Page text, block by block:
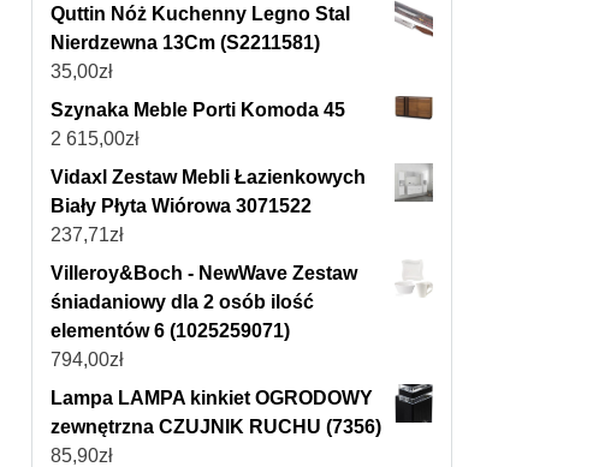
Quttin Nóż Kuchenny Legno Stal
Nierdzewna 13Cm (S2211581)
35,00zł
Szynaka Meble Porti Komoda 45
2 615,00zł
Vidaxl Zestaw Mebli Łazienkowych
Biały Płyta Wiórowa 3071522
237,71zł
Villeroy&Boch - NewWave Zestaw
śniadaniowy dla 2 osób ilość
elementów 6 (1025259071)
794,00zł
Lampa LAMPA kinkiet OGRODOWY
zewnętrzna CZUJNIK RUCHU (7356)
85,90zł